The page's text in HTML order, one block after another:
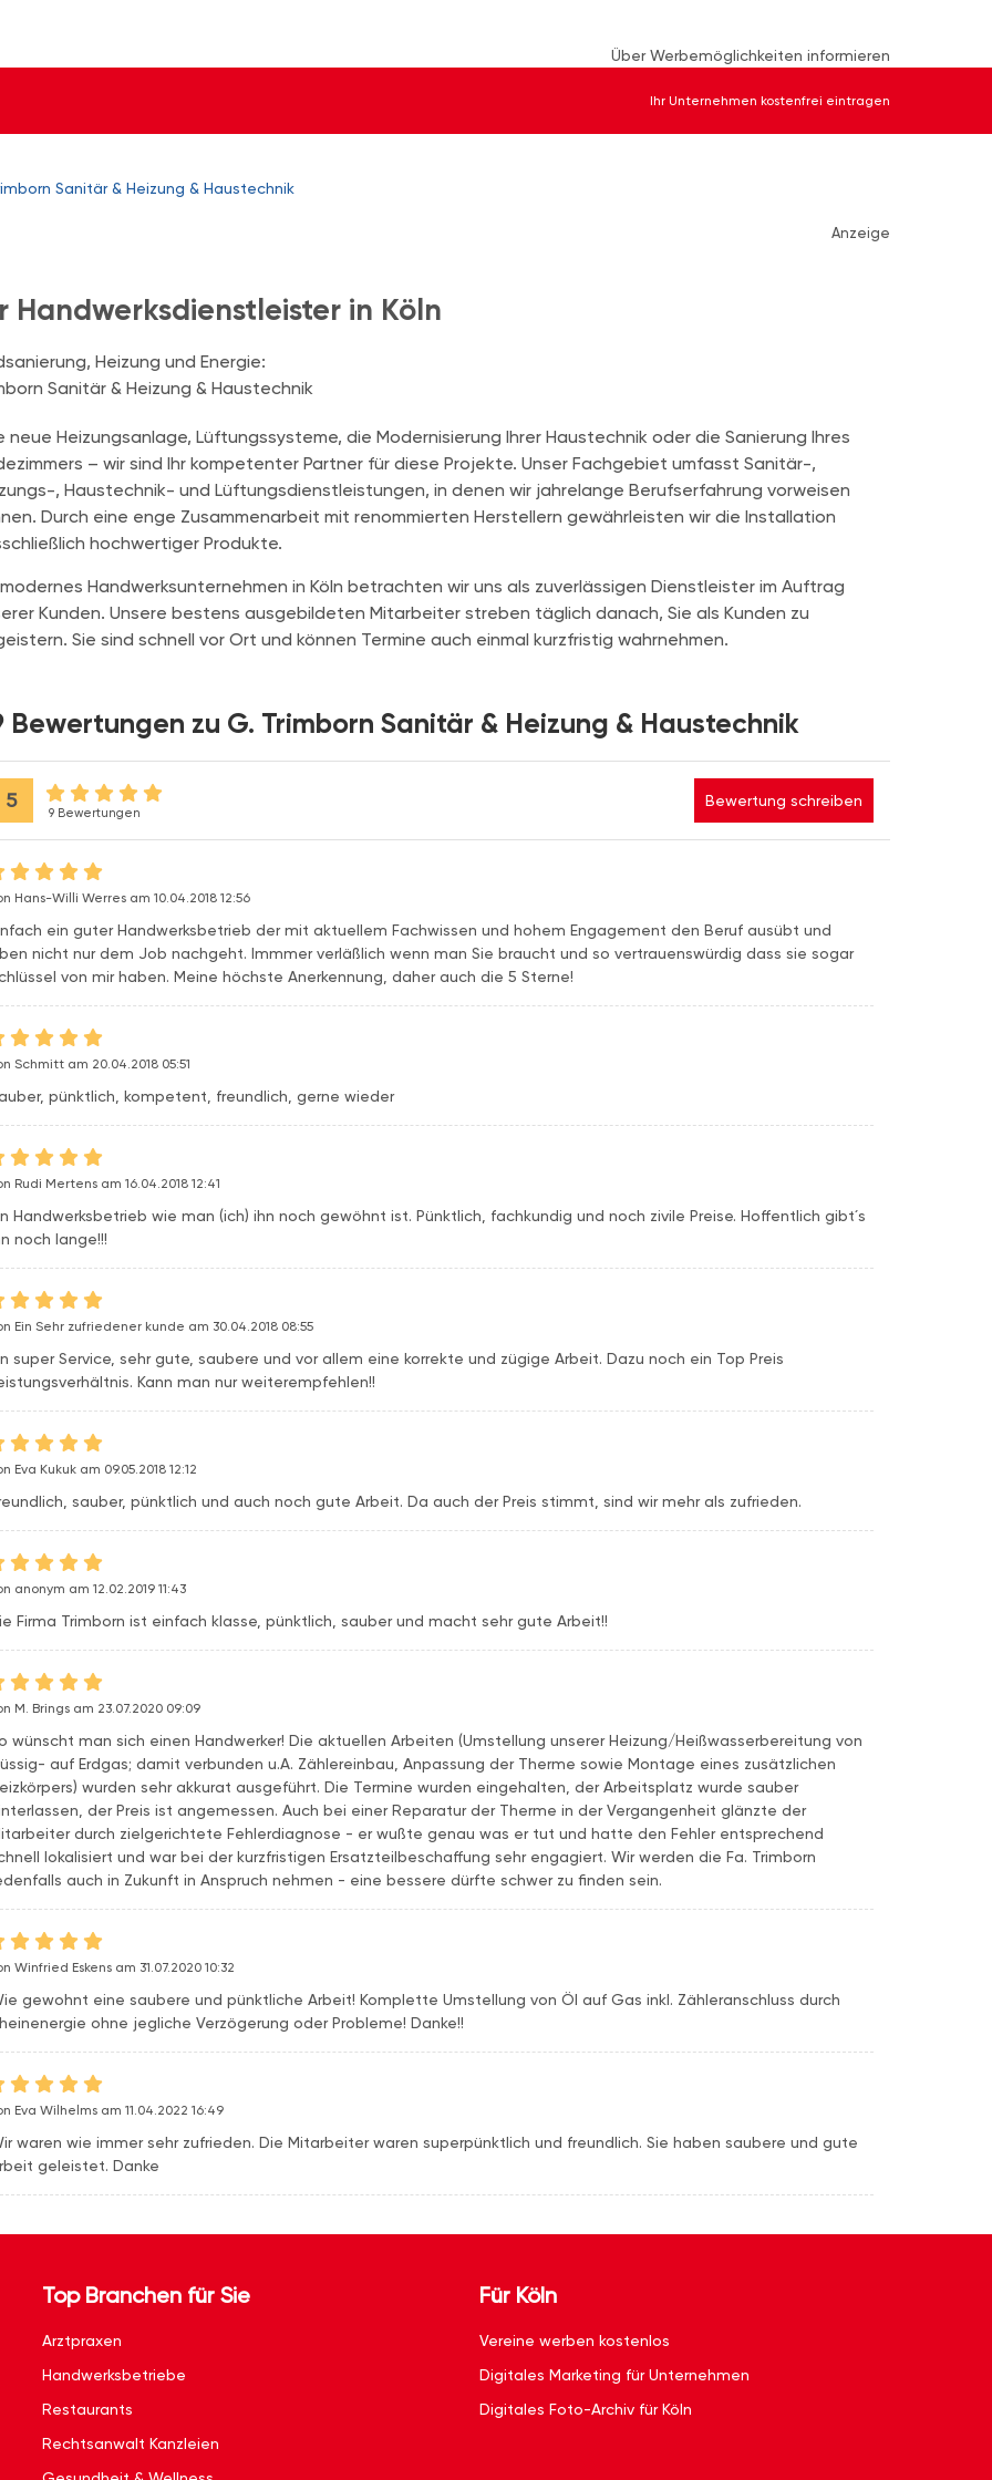
Über Werbemöglichkeiten informieren
Ihr Unternehmen kostenfrei eintragen
Sanitär & Heizung & Haustechnik
Anzeige
Handwerksdienstleister in Köln
Heizung und Energie:
Sanitär & Heizung & Haustechnik
neue Heizungsanlage, Lüftungssysteme, die Modernisierung Ihrer Haustechnik oder die Sanierung Ihres
– wir sind Ihr kompetenter Partner für diese Projekte. Unser Fachgebiet umfasst Sanitär-,
, Haustechnik- und Lüftungsdienstleistungen, in denen wir jahrelange Berufserfahrung vorweisen
Durch eine enge Zusammenarbeit mit renommierten Herstellern gewährleisten wir die Installation
hochwertiger Produkte.
Handwerksunternehmen in Köln betrachten wir uns als zuverlässigen Dienstleister im Auftrag
Kunden. Unsere bestens ausgebildeten Mitarbeiter streben täglich danach, Sie als Kunden zu
Sie sind schnell vor Ort und können Termine auch einmal kurzfristig wahrnehmen.
Bewertungen zu G. Trimborn Sanitär & Heizung & Haustechnik
5
9 Bewertungen
Bewertung schreiben
Hans-Willi Werres am 10.04.2018 12:56
ein guter Handwerksbetrieb der mit aktuellem Fachwissen und hohem Engagement den Beruf ausübt und
nicht nur dem Job nachgeht. Immmer verläßlich wenn man Sie braucht und so vertrauenswürdig dass sie sogar
von mir haben. Meine höchste Anerkennung, daher auch die 5 Sterne!
Schmitt am 20.04.2018 05:51
pünktlich, kompetent, freundlich, gerne wieder
Rudi Mertens am 16.04.2018 12:41
Handwerksbetrieb wie man (ich) ihn noch gewöhnt ist. Pünktlich, fachkundig und noch zivile Preise. Hoffentlich gibt´s
noch lange!!!
Ein Sehr zufriedener kunde am 30.04.2018 08:55
super Service, sehr gute, saubere und vor allem eine korrekte und zügige Arbeit. Dazu noch ein Top Preis
Kann man nur weiterempfehlen!!
Eva Kukuk am 09.05.2018 12:12
sauber, pünktlich und auch noch gute Arbeit. Da auch der Preis stimmt, sind wir mehr als zufrieden.
anonym am 12.02.2019 11:43
Firma Trimborn ist einfach klasse, pünktlich, sauber und macht sehr gute Arbeit!!
M. Brings am 23.07.2020 09:09
wünscht man sich einen Handwerker! Die aktuellen Arbeiten (Umstellung unserer Heizung/Heißwasserbereitung von
auf Erdgas; damit verbunden u.A. Zählereinbau, Anpassung der Therme sowie Montage eines zusätzlichen
wurden sehr akkurat ausgeführt. Die Termine wurden eingehalten, der Arbeitsplatz wurde sauber
der Preis ist angemessen. Auch bei einer Reparatur der Therme in der Vergangenheit glänzte der
durch zielgerichtete Fehlerdiagnose - er wußte genau was er tut und hatte den Fehler entsprechend
lokalisiert und war bei der kurzfristigen Ersatzteilbeschaffung sehr engagiert. Wir werden die Fa. Trimborn
auch in Zukunft in Anspruch nehmen - eine bessere dürfte schwer zu finden sein.
Winfried Eskens am 31.07.2020 10:32
gewohnt eine saubere und pünktliche Arbeit! Komplette Umstellung von Öl auf Gas inkl. Zähleranschluss durch
ohne jegliche Verzögerung oder Probleme! Danke!!
Eva Wilhelms am 11.04.2022 16:49
waren wie immer sehr zufrieden. Die Mitarbeiter waren superpünktlich und freundlich. Sie haben saubere und gute
geleistet. Danke
Top Branchen für Sie
Arztpraxen
Handwerksbetriebe
Restaurants
Rechtsanwalt Kanzleien
Für Köln
Vereine werben kostenlos
Digitales Marketing für Unternehmen
Digitales Foto-Archiv für Köln